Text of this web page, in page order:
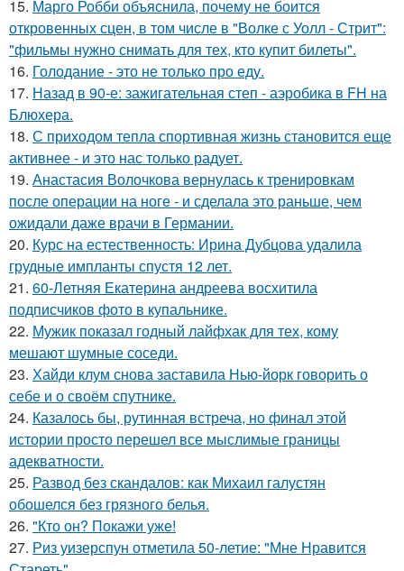
15. Марго Робби объяснила, почему не боится
откровенных сцен, в том числе в "Волке с Уолл - Стрит":
"фильмы нужно снимать для тех, кто купит билеты".
16. Голодание - это не только про еду.
17. Назад в 90-е: зажигательная степ - аэробика в FH на
Блюхера.
18. С приходом тепла спортивная жизнь становится еще
активнее - и это нас только радует.
19. Анастасия Волочкова вернулась к тренировкам
после операции на ноге - и сделала это раньше, чем
ожидали даже врачи в Германии.
20. Курс на естественность: Ирина Дубцова удалила
грудные импланты спустя 12 лет.
21. 60-Летняя Екатерина андреева восхитила
подписчиков фото в купальнике.
22. Мужик показал годный лайфхак для тех, кому
мешают шумные соседи.
23. Хайди клум снова заставила Нью-йорк говорить о
себе и о своём спутнике.
24. Казалось бы, рутинная встреча, но финал этой
истории просто перешел все мыслимые границы
адекватности.
25. Развод без скандалов: как Михаил галустян
обошелся без грязного белья.
26. "Кто он? Покажи уже!
27. Риз уизерспун отметила 50-летие: "Мне Нравится